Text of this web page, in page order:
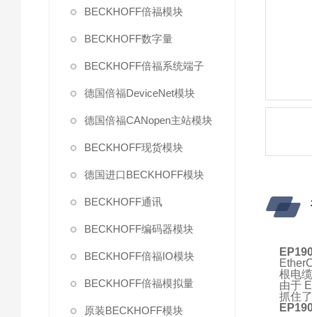
BECKHOFF倍福模块
BECKHOFF数字量
BECKHOFF倍福系统端子
德国倍福DeviceNet模块
德国倍福CANopen主站模块
BECKHOFF现货模块
德国进口BECKHOFF模块
BECKHOFF通讯
BECKHOFF编码器模块
BECKHOFF倍福IO模块
BECKHOFF倍福模拟量
原装BECKHOFF模块
根电
由于
抓住